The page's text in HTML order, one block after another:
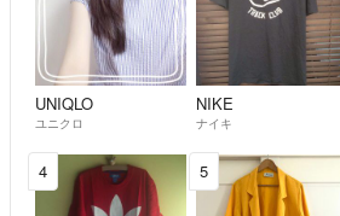
UNIQLO
ユニクロ
NIKE
ナイキ
4 5